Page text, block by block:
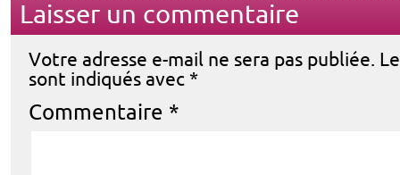
Laisser un commentaire
Votre adresse e-mail ne sera pas publiée.
sont indiqués avec *
Commentaire *